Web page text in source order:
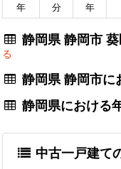
年 分 年
静岡県 静岡市
る
静岡県 静岡市
静岡県におけ
中古一戸建て